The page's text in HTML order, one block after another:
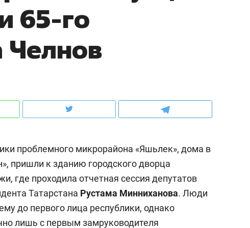
65-го
Челнов
проблемного микрорайона «Яшьлек», дома в
пришли к зданию городского дворца
где проходила отчетная сессия депутатов
Татарстана Рустама Минниханова. Люди
до первого лица республики, однако
лишь с первым замруководителя
и о трехкратном росте цен, дотошных
клиентах и чудных запросах мастеров
камер до квартиры и Face
вместо ключа: какой будет
в ЖК «Нова»
Рекомендуем
Опыт выживания в
природе, работа
с ментальным и